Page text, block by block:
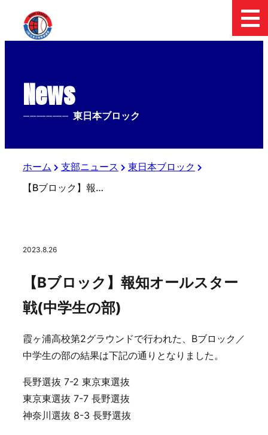
News
-------------- 東日本ブロック
ホーム 支部ニュース
東日本ブロック
【Bブロック】報知オールスター戦(中学生の部)
2023.8.26
【Bブロック】報知オールスター
戦(中学生の部)
霞ヶ浦高校第2グラウンドで行われた、Bブロック／
中学生の部の結果は下記の通りとなりました。
長野選抜 7-2 東京東選抜
東京東選抜 7-7 長野選抜
神奈川選抜 8-3 長野選抜